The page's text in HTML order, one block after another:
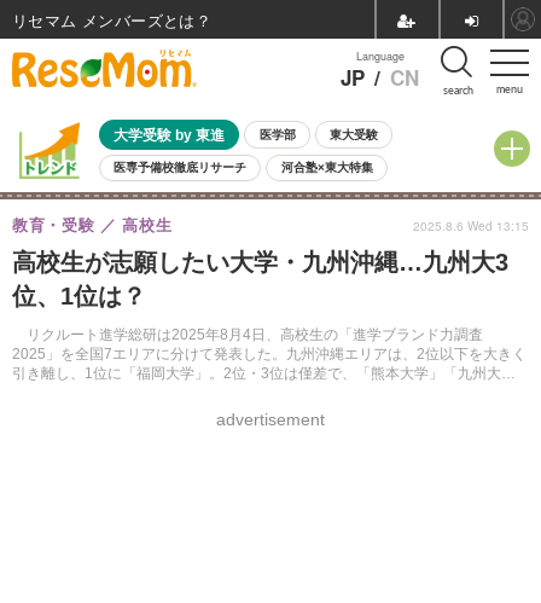
menu
Language
JP / CN search
大学受験 by 東進 医学部 東大受験
医専予備校徹底リサーチ 河合塾×東大特集
親子で考える大学選び 高校受験 中学受験 小学校受験
共通テスト 夏休み
8月開催イベント・WS 全国公立高校 過去問 人気記事
自由研究教材（小学生向け）
高校生が志願したい大学・九州沖縄…九州大3
位、1位は？
リクルート進学総研は2025年8月4日、高校生の「進学ブランド力調査
2025」を全国7エリアに分けて発表した。九州沖縄エリアは、2位以下を大きく
引き離し、1位に「福岡大学」。2位・3位は僅差で、「熊本大学」「九州大
教育・受験 高校生
advertisement
2025.8.6 Wed 13:15
リセマム メンバーズ